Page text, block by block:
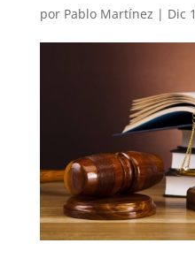
por Pablo Martínez | Dic